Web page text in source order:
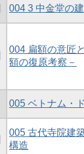
004 3 中金堂の
004 扁額の意匠
額の復原考察－
005 ベトナム・
005 古代寺院建
構造